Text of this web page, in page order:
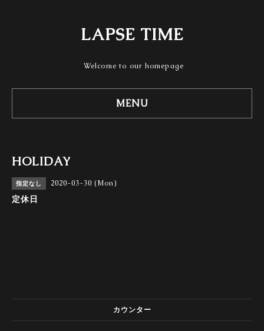
LAPSE TIME
Welcome to our homepage
MENU
HOLIDAY
指定なし 2020-03-30 (Mon)
定休日
カウンター